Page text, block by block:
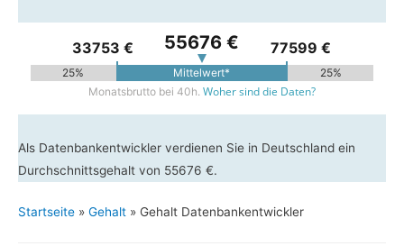
33753 € 55676 € 77599 €
25% Mittelwert*
25%
Monatsbrutto bei 40h. Woher sind die Daten?
Als Datenbankentwickler verdienen Sie in Deutschland ein
Durchschnittsgehalt von 55676 €.
Startseite » Gehalt » Gehalt Datenbankentwickler